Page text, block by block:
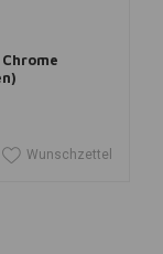
Wunschzettel